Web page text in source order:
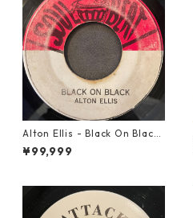
Alton Ellis - Black On Black
【7-21982】
¥99,999